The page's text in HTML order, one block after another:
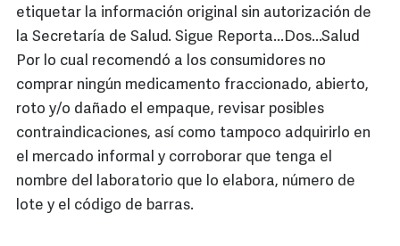
etiquetar la información original sin autorización de
la Secretaría de Salud. Sigue Reporta...Dos...Salud
Por lo cual recomendó a los consumidores no
comprar ningún medicamento fraccionado, abierto,
roto y/o dañado el empaque, revisar posibles
contraindicaciones, así como tampoco adquirirlo en
el mercado informal y corroborar que tenga el
nombre del laboratorio que lo elabora, número de
lote y el código de barras.